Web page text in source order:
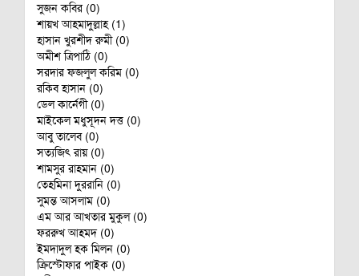
সুজন কবির (0)
শায়খ আহমাদুল্লাহ (1)
হাসান খুরশীদ রুমী (0)
অমীশ ত্রিপাঠি (0)
সরদার ফজলুল করিম (0)
রকিব হাসান (0)
ডেল কার্নেগী (0)
মাইকেল মধুসূদন দত্ত (0)
আবু তালেব (0)
সত‌্যজিৎ রায় (0)
শামসুর রাহমান (0)
তেহমিনা দুররানি (0)
সুমন্ত আসলাম (0)
এম আর আখতার মুকুল (0)
ফররুখ আহমদ (0)
ইমদাদুল হক মিলন (0)
ক্রিস্টোফার পাইক (0)